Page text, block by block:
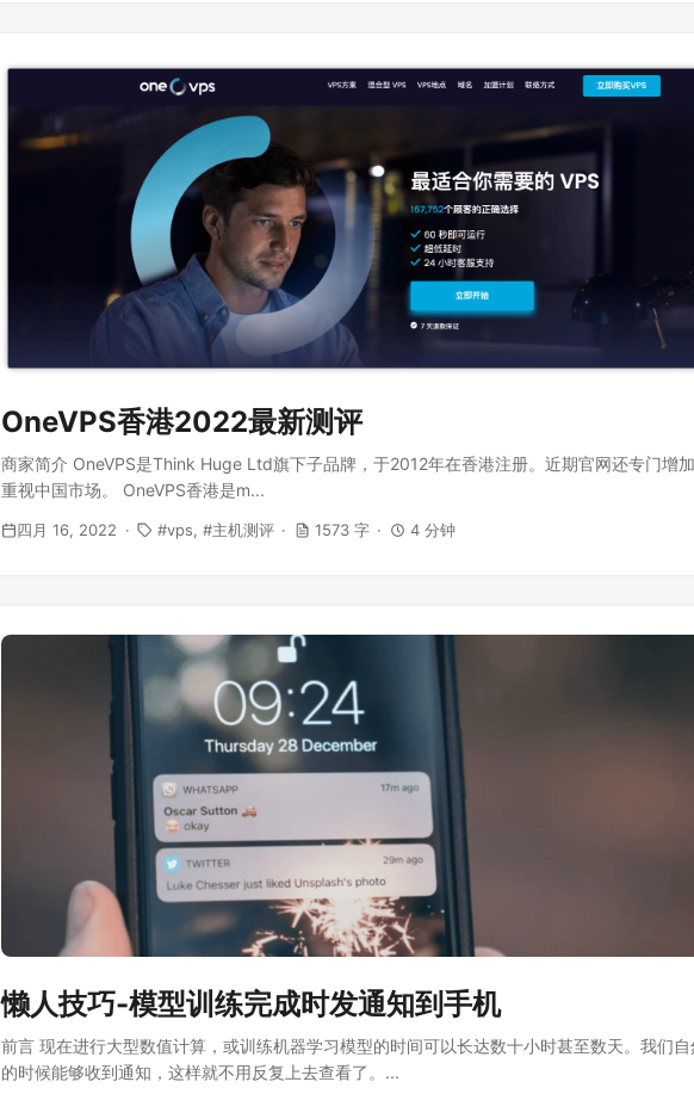
OneVPS香港2022最新测评
商家简介 OneVPS是Think Huge Ltd旗下子品牌，于2012年在香港注册。近期官网还专门增
重视中国市场。 OneVPS香港是m...
四月 16, 2022 vps 主机测评 1573 字 4 分钟
懒人技巧-模型训练完成时发通知到手机
前言 现在进行大型数值计算，或训练机器学习模型的时间可以长达数十小时甚至数天。我们
的时候能够收到通知，这样就不用反复上去查看了。...